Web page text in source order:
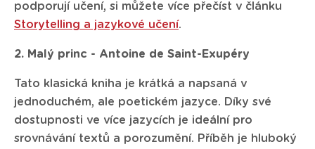
podporují učení, si můžete více přečíst v článku
Storytelling a jazykové učení.
2. Malý princ - Antoine de Saint-Exupéry
Tato klasická kniha je krátká a napsaná v
jednoduchém, ale poetickém jazyce. Díky své
dostupnosti ve více jazycích je ideální pro
srovnávání textů a porozumění. Příběh je hluboký